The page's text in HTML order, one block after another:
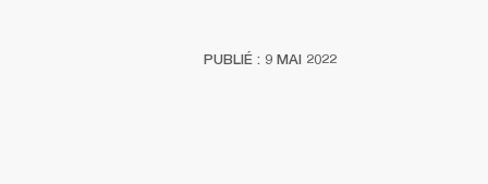
PUBLIÉ : 9 MAI 2022